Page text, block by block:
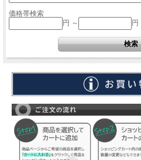
価格帯検索
円 ～
円